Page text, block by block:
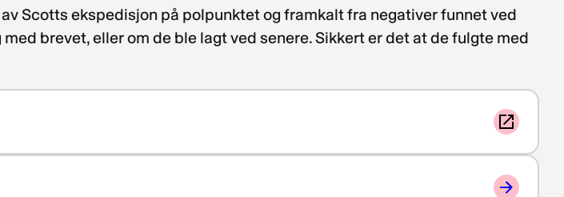
Scotts ekspedisjon på polpunktet og framkalt fra negativer funnet ved
brevet, eller om de ble lagt ved senere. Sikkert er det at de fulgte med